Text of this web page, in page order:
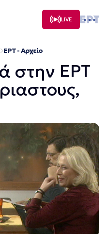
LIVE
ΕΡΤ - Αρχείο
στην ΕΡΤ